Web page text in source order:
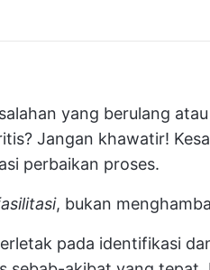
yang berulang
Jangan khawatir!
perbaikan proses.
, bukan
pada identifikasi